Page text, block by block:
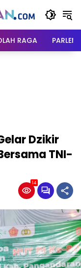
RAGA
Dzikir
TNI-
14